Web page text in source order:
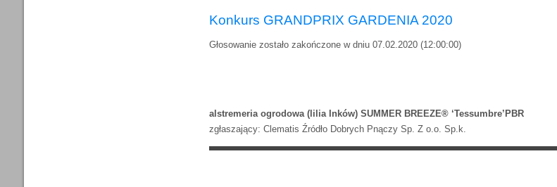
Konkurs GRANDPRIX GARDENIA 2020
Głosowanie zostało zakończone w dniu 07.02.2020 (12:00:00)
alstremeria ogrodowa (lilia Inków) SUMMER BREEZE® ‘Tessumbre’PBR
zgłaszający: Clematis Źródło Dobrych Pnączy Sp. Z o.o. Sp.k.